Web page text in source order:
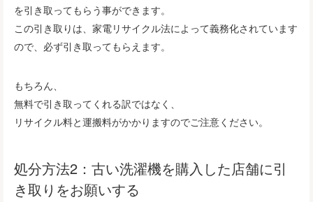
を引き取ってもらう事ができます。
この引き取りは、家電リサイクル法によって義務化されています
ので、必ず引き取ってもらえます。
もちろん、
無料で引き取ってくれる訳ではなく、
リサイクル料と運搬料がかかりますのでご注意ください。
処分方法2：古い洗濯機を購入した店舗に引
き取りをお願いする